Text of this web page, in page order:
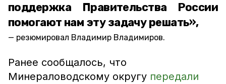
поддержка Правительства России
помогают нам эту задачу решать»,
резюмировал Владимир Владимиров.
Ранее сообщалось, что
Минераловодскому округу передали